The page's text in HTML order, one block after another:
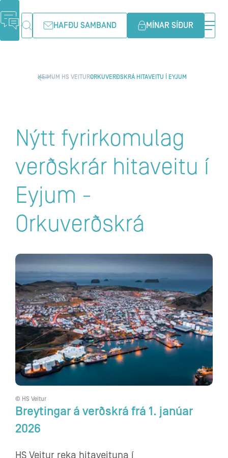
HAFÐU SAMBAND MÍNAR SÍÐUR
HEIMUM HS VEITURORKUVERÐSKRÁ HITAVEITU Í EYJUM
Nýtt fyrirkomulag
verðskrár hitaveitu í
Eyjum -
Orkuverðskrá
© HS Veitur
Breytingar á verðskrá frá 1. janúar
2026
HS Veitur reka hitaveituna í